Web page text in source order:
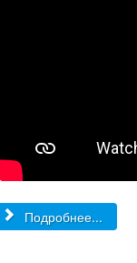
Подробнее...